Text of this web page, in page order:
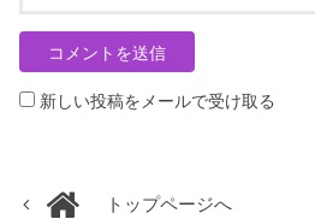
新しい投稿をメールで受け取る
トップページへ